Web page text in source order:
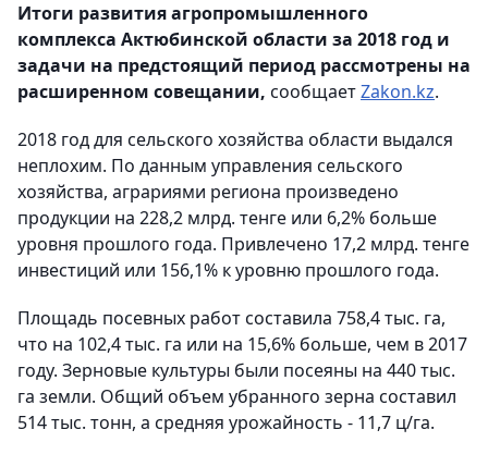
Итоги развития агропромышленного
комплекса Актюбинской области за 2018 год и
задачи на предстоящий период рассмотрены на
расширенном совещании, сообщаетZakon.kz.
2018 год для сельского хозяйства области выдался
неплохим. По данным управления сельского
хозяйства, аграриями региона произведено
продукции на 228,2 млрд. тенге или 6,2% больше
уровня прошлого года. Привлечено 17,2 млрд. тенге
инвестиций или 156,1% к уровню прошлого года.
Площадь посевных работ составила 758,4 тыс. га,
что на 102,4 тыс. га или на 15,6% больше, чем в 2017
году. Зерновые культуры были посеяны на 440 тыс.
га земли. Общий объем убранного зерна составил
514 тыс. тонн, а средняя урожайность - 11,7 ц/га.